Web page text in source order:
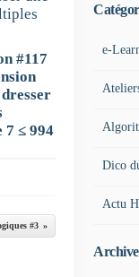
#117
7 ≤ 994
#3
e-
Dico
Actu